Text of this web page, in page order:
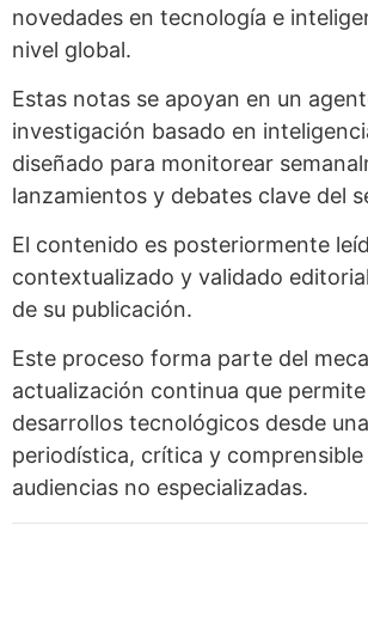
novedades en tecnología e
nivel global.
Estas notas se apoyan en un
investigación basado en
diseñado para monitorear
lanzamientos y debates clave del
El contenido es posteriormente
contextualizado y validado
de su publicación.
Este proceso forma parte del
actualización continua que
desarrollos tecnológicos desde
periodística, crítica y comprensible
audiencias no especializadas.